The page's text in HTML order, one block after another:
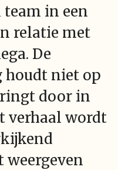
in een
relatie met
De
houdt niet op
door in
verhaal wordt
weergeven